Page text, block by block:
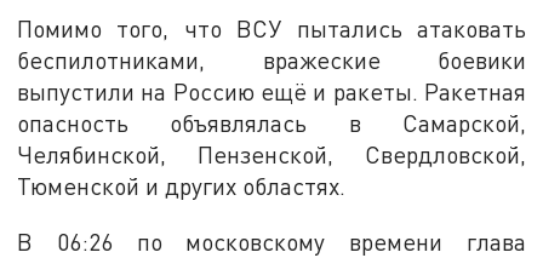
Помимо того, что ВСУ пытались атаковать
беспилотниками, вражеские боевики
выпустили на Россию ещё и ракеты. Ракетная
опасность объявлялась в Самарской,
Челябинской, Пензенской, Свердловской,
Тюменской и других областях.
В 06:26 по московскому времени глава